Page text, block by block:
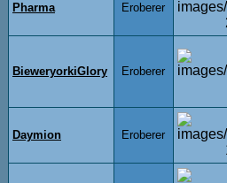
Pharma Eroberer
BieweryorkiGlory Eroberer
Daymion Eroberer